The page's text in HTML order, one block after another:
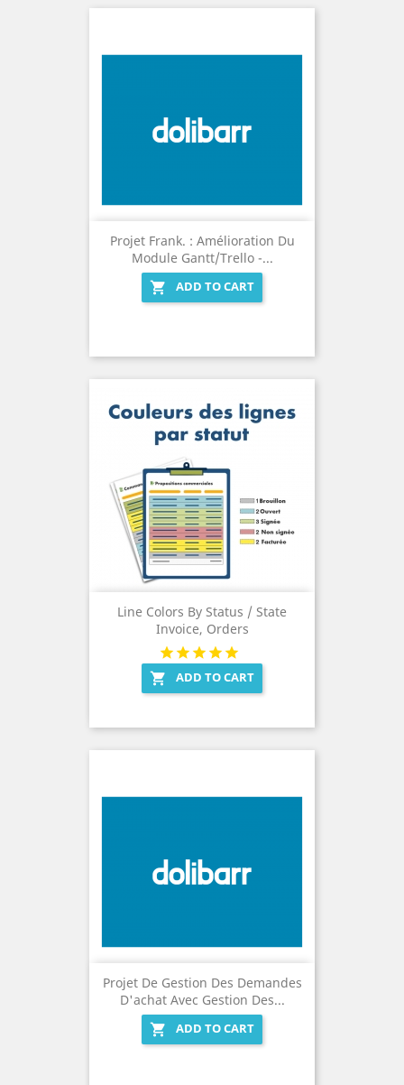
Projet Frank. : Amélioration Du
Module Gantt/Trello -...

ADD TO CART
Line Colors By Status / State
Invoice, Orders
 ADD TO CART
Projet De Gestion Des Demandes
D'achat Avec Gestion Des...

ADD TO CART